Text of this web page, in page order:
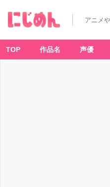
アニメ
TOP 作品名 声優